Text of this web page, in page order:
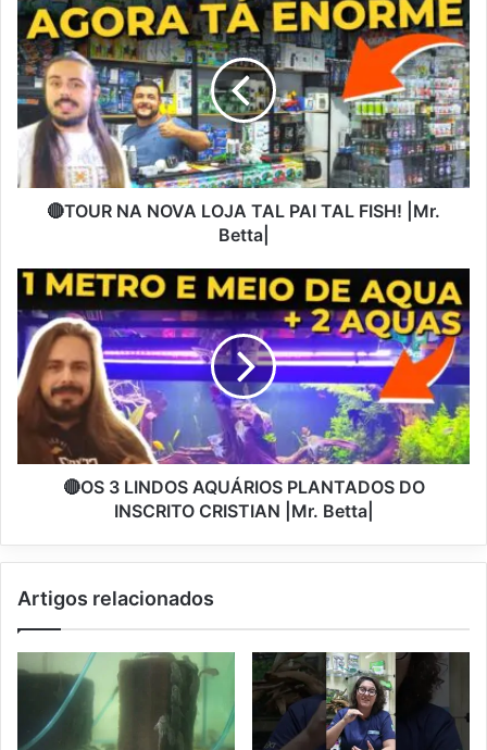
🔴TOUR NA NOVA LOJA TAL PAI TAL FISH! |Mr.
Betta|
🔴OS 3 LINDOS AQUÁRIOS PLANTADOS DO
INSCRITO CRISTIAN |Mr. Betta|
Artigos relacionados